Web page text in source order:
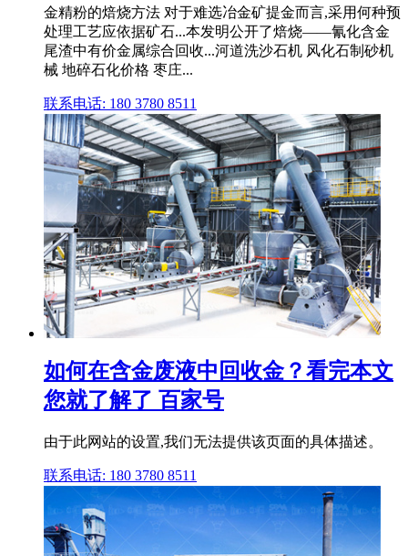
金精粉的焙烧方法 对于难选冶金矿提金而言,采用何种预
处理工艺应依据矿石...本发明公开了焙烧——氰化含金
尾渣中有价金属综合回收...河道洗沙石机 风化石制砂机
械 地碎石化价格 枣庄...
联系电话: 180 3780 8511
如何在含金废液中回收金？看完本文
您就了解了 百家号
由于此网站的设置,我们无法提供该页面的具体描述。
联系电话: 180 3780 8511